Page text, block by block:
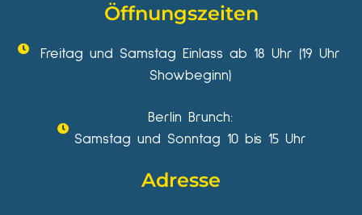
Öffnungszeiten
Freitag und Samstag Einlass ab 18 Uhr (19 Uhr
Showbeginn)
Berlin Brunch:
Samstag und Sonntag 10 bis 15 Uhr
Adresse